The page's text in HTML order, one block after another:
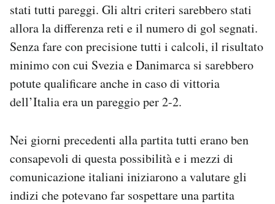
stati tutti pareggi. Gli altri criteri sarebbero stati
allora la differenza reti e il numero di gol segnati.
Senza fare con precisione tutti i calcoli, il risultato
minimo con cui Svezia e Danimarca si sarebbero
potute qualificare anche in caso di vittoria
dell’Italia era un pareggio per 2-2.
Nei giorni precedenti alla partita tutti erano ben
consapevoli di questa possibilità e i mezzi di
comunicazione italiani iniziarono a valutare gli
indizi che potevano far sospettare una partita